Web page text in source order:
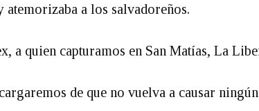
atemorizaba a los salvadoreños.
a quien capturamos en San Matías, La
de que no vuelva a causar